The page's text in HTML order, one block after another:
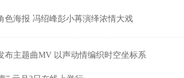
色海报 冯绍峰彭小苒演绎浓情大戏
布主题曲MV 以声动情编织时空坐标系